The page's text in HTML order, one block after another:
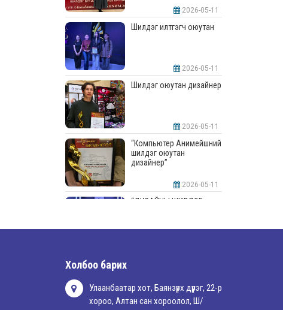
2026-05-11
Шилдэг илтгэгч оюутан
2026-05-11
Шилдэг оюутан дизайнер
2026-05-11
“Компьютер Анимейшний
шилдэг оюутан
дизайнер”
2026-05-11
“ДИЗАЙНЫ ШИЛДЭГ
2026-05-11
Холбоо барих
Улаанбаатар хот, Баянзүрх дүүрэг, 22-р
хороо, Алтан сан хороолол, Ш/